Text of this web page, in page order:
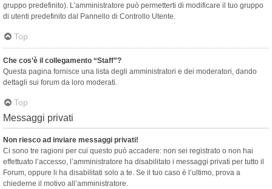
gruppo predefinito). L’amministratore può permetterti di modificare il tuo gruppo
di utenti predefinito dal Pannello di Controllo Utente.
Top
Che cos’è il collegamento “Staff”?
Questa pagina fornisce una lista degli amministratori e dei moderatori, dando
dettagli sui forum da loro moderati.
Top
Messaggi privati
Non riesco ad inviare messaggi privati!
Ci sono tre ragioni per cui questo può accadere: non sei registrato o non hai
effettuato l’accesso, l’amministratore ha disabilitato i messaggi privati per tutto il
Forum, oppure li ha disabilitati solo a te. Se il tuo caso è l’ultimo, prova a
chiederne il motivo all’amministratore.